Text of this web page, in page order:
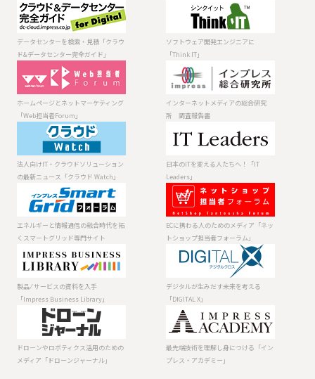
データセンター
を検索・見積
「クラウド&デー
タセンター完全
ソフトウェア開
発エンジニアに
「Think IT」
ホームページと
ネットマーケテ
ィング「Web担
当者Forum」
インターネット
メディアの総合
研究所 調査報
法人向けIT・ク
ラウドソリュー
ションの最新ニ
ュース「クラウ
日本のITを変え
「IT Leaders」
エネルギーと情
報通信の融合時
代を拓くスマー
トグリッド専門
ECに携わる人の
ためのメディア
「ネットショッ
プ担当者フォー
製品 ⁄ サービスの
資料を入手
「Impress
Business
Library」
デジタルが生み
だす未来を考え
る「DIGITAL X」
ドローンやロボ
ティクス活用の
ためのメディア
「ドローンジャ
最先端技術を理
解し身につける
「インプレス・
アカデミー」
データセンターを検索・見積「クラウ
ド&データセンター完全ガイド」
ソフトウェア開発エンジニアに
「Think IT」
ホームページとネットマーケティング
「Web担当者Forum」
インターネットメディアの総合研究
所 調査報告書
法人向けIT・クラウドソリューション
の最新ニュース「クラウド Watch」
日本のITを変える人たちへ！「IT
Leaders」
エネルギーと情報通信の融合時代を拓
くスマートグリッド専門サイト
ECに携わる人のためのメディア「ネッ
トショップ担当者フォーラム」
製品 ⁄ サービスの資料を入手
「Impress Business Library」
デジタルが生みだす未来を考える
「DIGITAL X」
ドローンやロボティクス活用のための
メディア「ドローンジャーナル」
最先端技術を理解し身につける「イン
プレス・アカデミー」